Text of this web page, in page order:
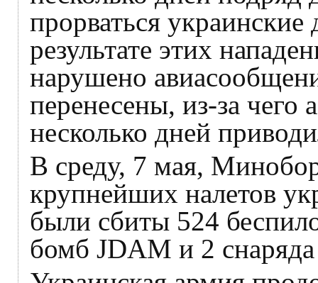
прорваться
результате этих
нарушено
перенесены, из-за
несколько дней
В среду, 7 мая,
крупнейших налетов
были сбиты 524
бомб JDAM и 2